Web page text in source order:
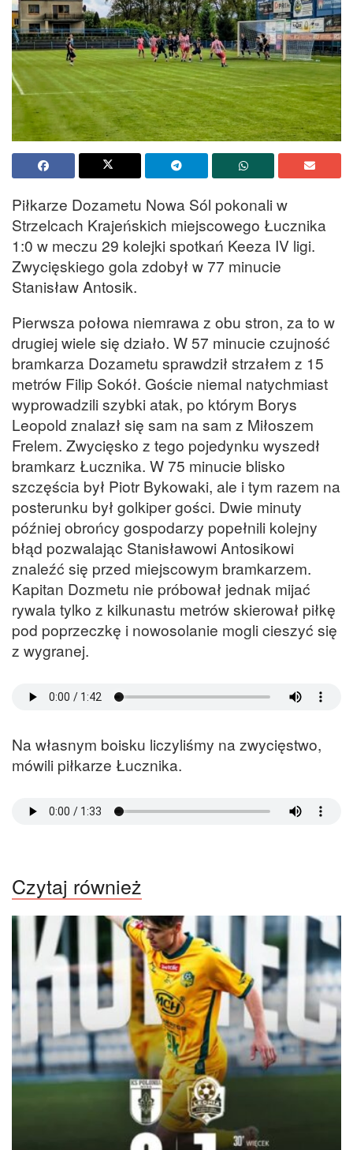
Piłkarze Dozametu Nowa Sól pokonali w
Strzelcach Krajeńskich miejscowego Łucznika
1:0 w meczu 29 kolejki spotkań Keeza IV ligi.
Zwycięskiego gola zdobył w 77 minucie
Stanisław Antosik.
Pierwsza połowa niemrawa z obu stron, za to w
drugiej wiele się działo. W 57 minucie czujność
bramkarza Dozametu sprawdził strzałem z 15
metrów Filip Sokół. Goście niemal natychmiast
wyprowadzili szybki atak, po którym Borys
Leopold znalazł się sam na sam z Miłoszem
Frelem. Zwycięsko z tego pojedynku wyszedł
bramkarz Łucznika. W 75 minucie blisko
szczęścia był Piotr Bykowaki, ale i tym razem na
posterunku był golkiper gości. Dwie minuty
później obrońcy gospodarzy popełnili kolejny
błąd pozwalając Stanisławowi Antosikowi
znaleźć się przed miejscowym bramkarzem.
Kapitan Dozmetu nie próbował jednak mijać
rywala tylko z kilkunastu metrów skierował piłkę
pod poprzeczkę i nowosolanie mogli cieszyć się
z wygranej.
Na własnym boisku liczyliśmy na zwycięstwo,
mówili piłkarze Łucznika.
Czytaj również